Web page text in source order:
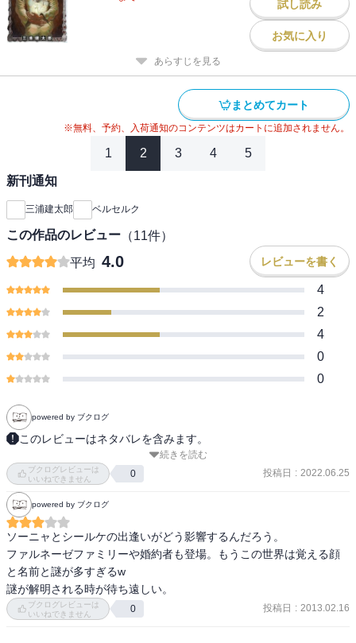
試し読み
お気に入り
あらすじを見る
まとめてカート
※無料、予約、入荷通知のコンテンツはカートに追加されません。
1 2 3 4 5
新刊通知
三浦建太郎 ベルセルク
この作品のレビュー （11件）
平均 4.0 レビューを書く
4
2
4
0
0
powered by ブクログ
このレビューはネタバレを含みます。
仲間のために渡す。
自分なんてどうなってもいいからこそ
それを知った
仲間達の思い。
何ができるか
気に食わないと思うくらいの
行動を。
続きを読む
ブクログレビューは
いいねできません
0 投稿日 : 2022.06.25
powered by ブクログ
ソーニャとシールケの出逢いがどう影響するんだろう。
ファルネーゼファミリーや婚約者も登場。もうこの世界は覚える顔
と名前と謎が多すぎるw
謎が解明される時が待ち遠しい。
ブクログレビューは
いいねできません
0 投稿日 : 2013.02.16